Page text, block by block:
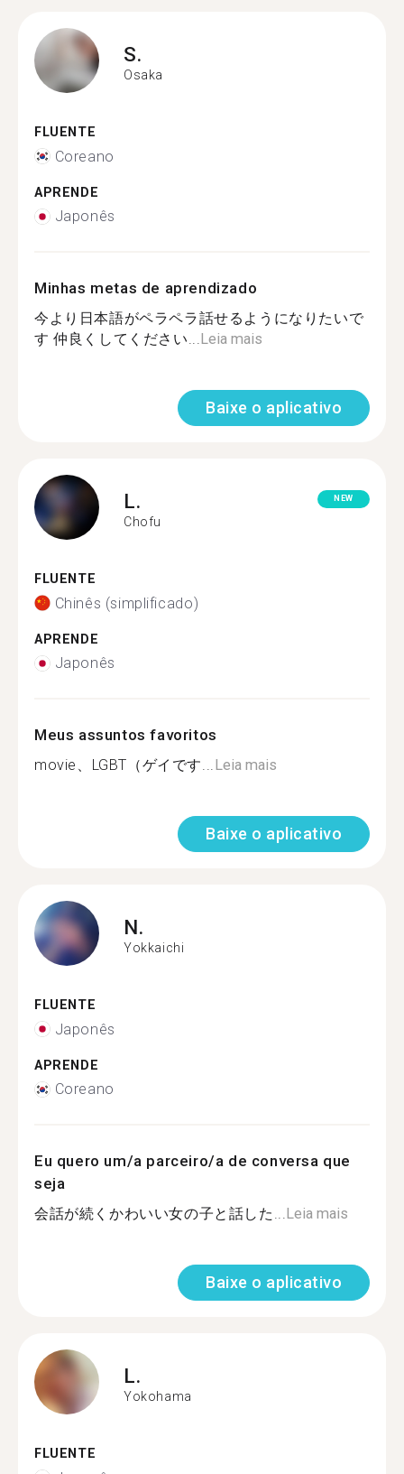
S.
Osaka
FLUENTE
Coreano
APRENDE
Japonês
Minhas metas de aprendizado
今より日本語がペラペラ話せるようになりたいで
す 仲良くしてください...Leia mais
Baixe o aplicativo
L.
Chofu
NEW
FLUENTE
Chinês (simplificado)
APRENDE
Japonês
Meus assuntos favoritos
movie、LGBT（ゲイです...Leia mais
Baixe o aplicativo
N.
Yokkaichi
FLUENTE
Japonês
APRENDE
Coreano
Eu quero um/a parceiro/a de conversa que
seja
会話が続くかわいい女の子と話した...Leia mais
Baixe o aplicativo
L.
Yokohama
FLUENTE